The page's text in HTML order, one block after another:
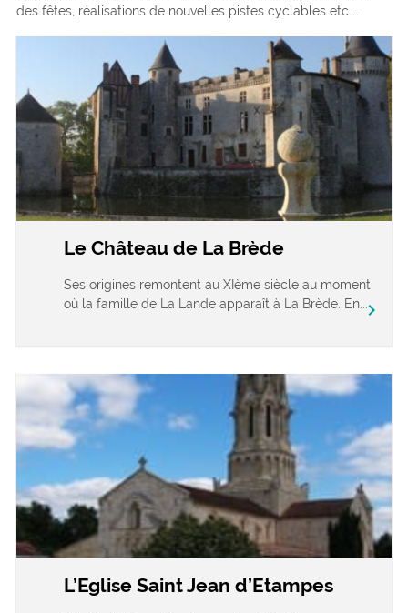
des fêtes, réalisations de nouvelles pistes cyclables etc …
Le Château de La Brède
Ses origines remontent au XIème siècle au moment
où la famille de La Lande apparaît à La Brède. En...chevron_right
L’Eglise Saint Jean d’Etampes